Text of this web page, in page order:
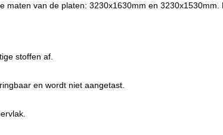
maten van de platen: 3230x1630mm en
stoffen af.
en wordt niet aangetast.